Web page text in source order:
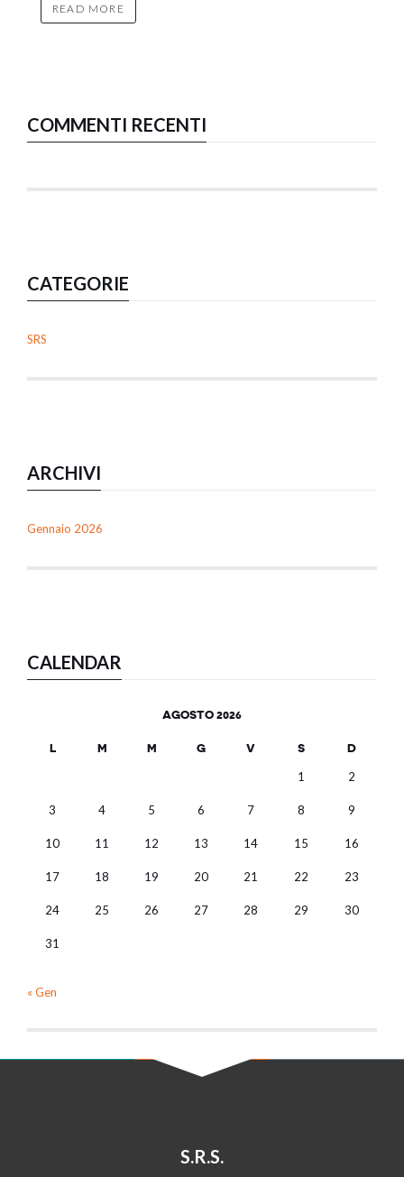
READ MORE
COMMENTI RECENTI
CATEGORIE
SRS
ARCHIVI
Gennaio 2026
CALENDAR
AGOSTO 2026
L M M G V S
D
1
2
3 4 5 6 7 8 9
10 11 12 13 14 15 16
17 18 19 20 21 22 23
24 25 26 27 28 29 30
31
« Gen
S.R.S.